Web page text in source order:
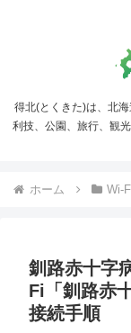
得北(とくきた)は、北
利技、公園、旅行、観
ホーム Wi-
釧路赤十字
Fi「釧路赤
接続手順